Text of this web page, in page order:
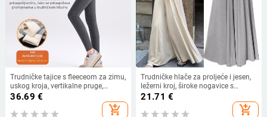
Trudničke tajice s fleeceom za zimu,
uskog kroja, vertikalne pruge,
podrška trbuhu, udobne
36.69 €
add_shopping_cart
Trudničke hlače za proljeće i jesen,
ležerni kroj, široke nogavice s
drapiranjem, do gležnja, potpora
21.71 €
add_shopping_cart